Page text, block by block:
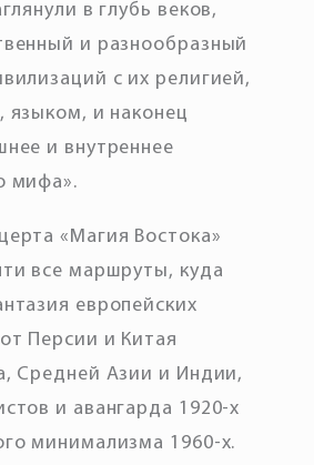
в глубь веков,
и разнообразный
с их религией,
языком, и наконец
и внутреннее
мифа».
«Магия Востока»
все маршруты, куда
европейских
Персии и Китая
Средней Азии и Индии,
и авангарда 1920-х
минимализма 1960-х.